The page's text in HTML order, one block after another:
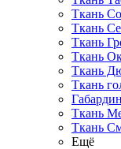
Ткань
Ткань
Ткань
Ткань
Ткань
Ткань
Габардин
Ткань
Ткань
Ещё